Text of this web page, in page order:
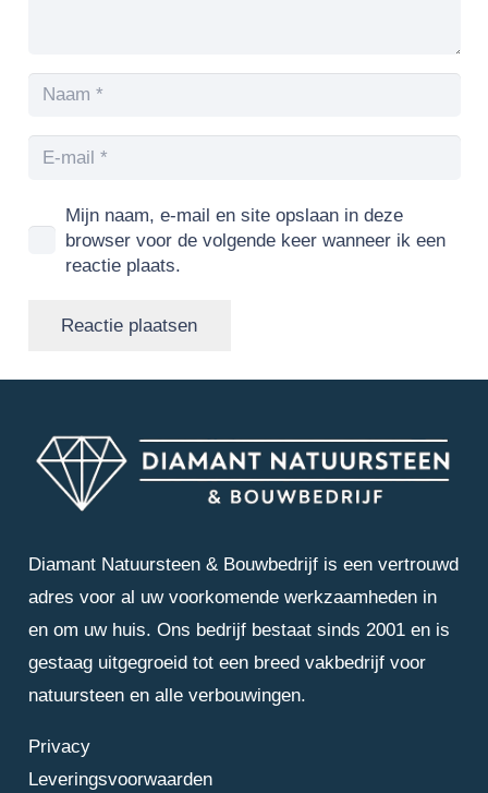
Mijn naam, e-mail en site opslaan in deze
browser voor de volgende keer wanneer ik een
reactie plaats.
Reactie plaatsen
Diamant Natuursteen & Bouwbedrijf is een vertrouwd
adres voor al uw voorkomende werkzaamheden in
en om uw huis. Ons bedrijf bestaat sinds 2001 en is
gestaag uitgegroeid tot een breed vakbedrijf voor
natuursteen en alle verbouwingen.
Privacy
Leveringsvoorwaarden